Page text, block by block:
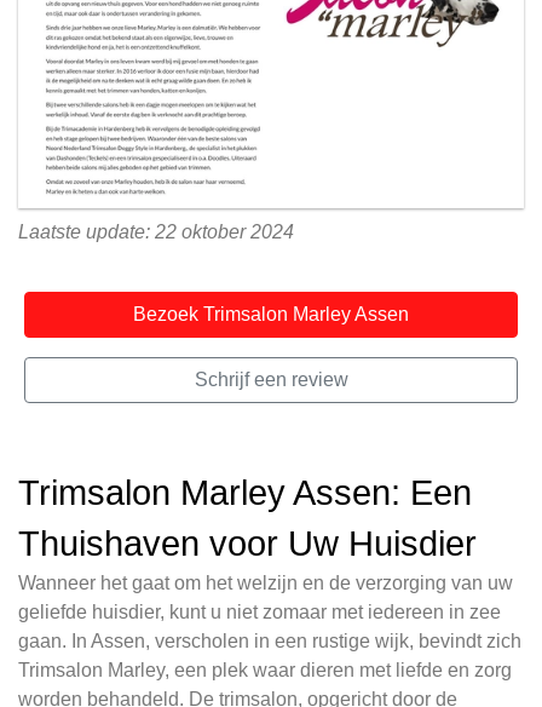
Laatste update: 22 oktober 2024
Bezoek Trimsalon Marley Assen
Schrijf een review
Trimsalon Marley Assen: Een
Thuishaven voor Uw Huisdier
Wanneer het gaat om het welzijn en de verzorging van uw
geliefde huisdier, kunt u niet zomaar met iedereen in zee
gaan. In Assen, verscholen in een rustige wijk, bevindt zich
Trimsalon Marley, een plek waar dieren met liefde en zorg
worden behandeld. De trimsalon, opgericht door de